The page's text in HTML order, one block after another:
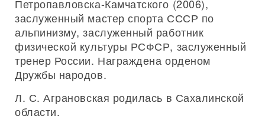
Петропавловска-Камчатского (2006),
заслуженный мастер спорта СССР по
альпинизму, заслуженный работник
физической культуры РСФСР, заслуженный
тренер России. Награждена орденом
Дружбы народов.
Л. С. Аграновская родилась в Сахалинской
области.